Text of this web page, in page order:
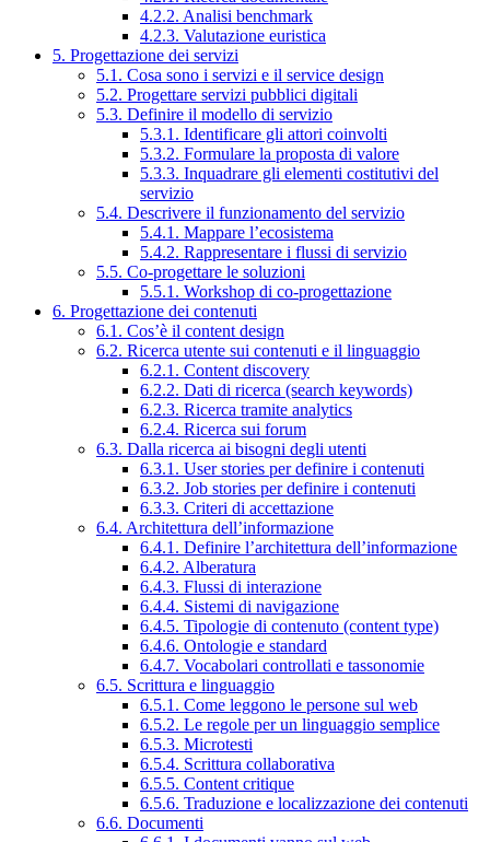
4.2.2. Analisi benchmark
4.2.3. Valutazione euristica
5. Progettazione dei servizi
5.1. Cosa sono i servizi e il service design
5.2. Progettare servizi pubblici digitali
5.3. Definire il modello di servizio
5.3.1. Identificare gli attori coinvolti
5.3.2. Formulare la proposta di valore
5.3.3. Inquadrare gli elementi costitutivi del
servizio
5.4. Descrivere il funzionamento del servizio
5.4.1. Mappare l’ecosistema
5.4.2. Rappresentare i flussi di servizio
5.5. Co-progettare le soluzioni
5.5.1. Workshop di co-progettazione
6. Progettazione dei contenuti
6.1. Cos’è il content design
6.2. Ricerca utente sui contenuti e il linguaggio
6.2.1. Content discovery
6.2.2. Dati di ricerca (search keywords)
6.2.3. Ricerca tramite analytics
6.2.4. Ricerca sui forum
6.3. Dalla ricerca ai bisogni degli utenti
6.3.1. User stories per definire i contenuti
6.3.2. Job stories per definire i contenuti
6.3.3. Criteri di accettazione
6.4. Architettura dell’informazione
6.4.1. Definire l’architettura dell’informazione
6.4.2. Alberatura
6.4.3. Flussi di interazione
6.4.4. Sistemi di navigazione
6.4.5. Tipologie di contenuto (content type)
6.4.6. Ontologie e standard
6.4.7. Vocabolari controllati e tassonomie
6.5. Scrittura e linguaggio
6.5.1. Come leggono le persone sul web
6.5.2. Le regole per un linguaggio semplice
6.5.3. Microtesti
6.5.4. Scrittura collaborativa
6.5.5. Content critique
6.5.6. Traduzione e localizzazione dei contenuti
6.6. Documenti